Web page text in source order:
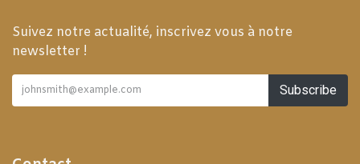
Suivez notre actualité, inscrivez vous à notre
newsletter !
Subscribe